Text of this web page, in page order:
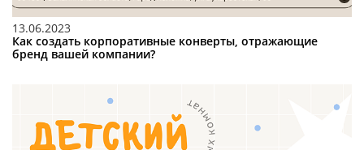
13.06.2023
Как создать корпоративные конверты, отражающие
бренд вашей компании?